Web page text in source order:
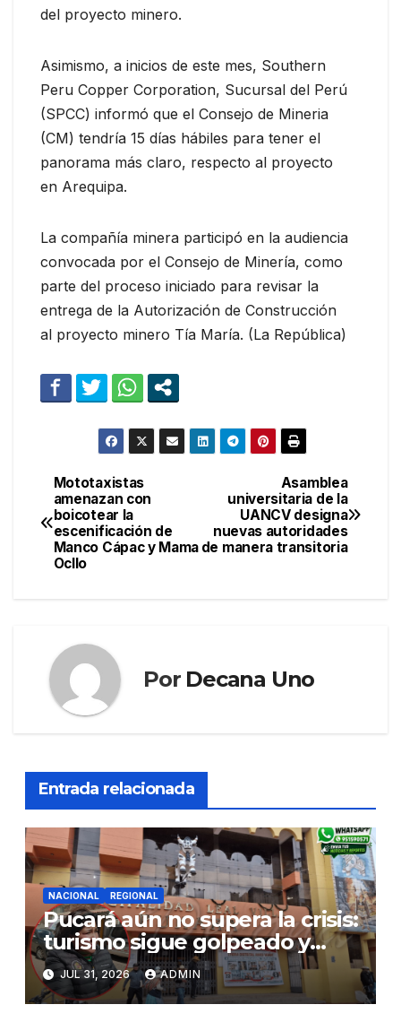
del proyecto minero.
Asimismo, a inicios de este mes, Southern
Peru Copper Corporation, Sucursal del Perú
(SPCC) informó que el Consejo de Mineria
(CM) tendría 15 días hábiles para tener el
panorama más claro, respecto al proyecto
en Arequipa.
La compañía minera participó en la audiencia
convocada por el Consejo de Minería, como
parte del proceso iniciado para revisar la
entrega de la Autorización de Construcción
al proyecto minero Tía María. (La República)
Navegación
de
entradas
Asamblea
universitaria de la
UANCV designa
nuevas autoridades
de manera transitoria
Mototaxistas
amenazan con
boicotear la
escenificación de
Manco Cápac y Mama
Ocllo
Por Decana Uno
Entrada relacionada
NACIONAL REGIONAL
Pucará aún no supera la crisis:
turismo sigue golpeado y
alcaldesa exige al nuevo
Gobierno fondos para obras
paralizadas
JUL 31, 2026 ADMIN